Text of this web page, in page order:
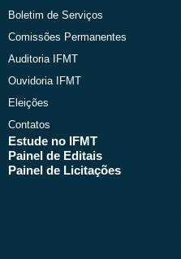
Boletim de Serviços
Comissões Permanentes
Auditoria IFMT
Ouvidoria IFMT
Eleições
Contatos
Estude no IFMT
Painel de Editais
Painel de Licitações